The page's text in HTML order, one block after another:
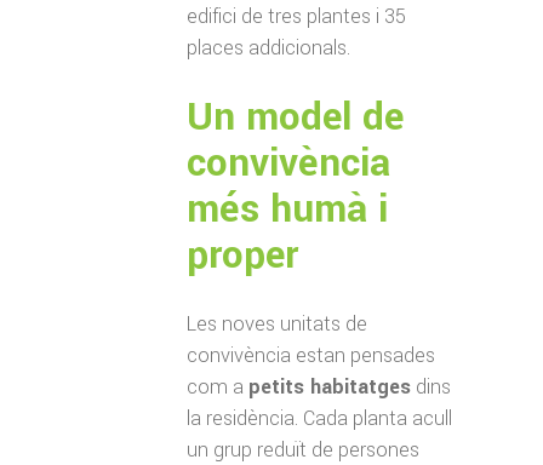
edifici de tres plantes i 35
places addicionals.
Un model de
convivència
més humà i
proper
Les noves unitats de
convivència estan pensades
com a petits habitatges dins
la residència. Cada planta acull
un grup reduït de persones